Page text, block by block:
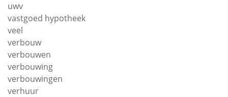
uwv
vastgoed hypotheek
veel
verbouw
verbouwen
verbouwing
verbouwingen
verhuur